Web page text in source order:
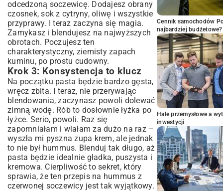
odcedzoną soczewicę. Dodajesz obrany
czosnek, sok z cytryny, oliwę i wszystkie
przyprawy. I teraz zaczyna się magia.
Zamykasz i blendujesz na najwyższych
obrotach. Poczujesz ten
charakterystyczny, ziemisty zapach
kuminu, po prostu cudowny.
Krok 3: Konsystencja to klucz
Na początku pasta będzie bardzo gęsta,
wręcz zbita. I teraz, nie przerywając
blendowania, zaczynasz powoli dolewać
zimną wodę. Rób to dosłownie łyżka po
łyżce. Serio, powoli. Raz się
zapomniałam i wlałam za dużo na raz –
wyszła mi pyszna zupa krem, ale jednak
to nie był hummus. Blenduj tak długo, aż
pasta będzie idealnie gładka, puszysta i
kremowa. Cierpliwość to sekret, który
sprawia, że ten przepis na hummus z
czerwonej soczewicy jest tak wyjątkowy.
Cennik samochodów
najbardziej budżetowe?
Hale przemysłowe a
inwestycji